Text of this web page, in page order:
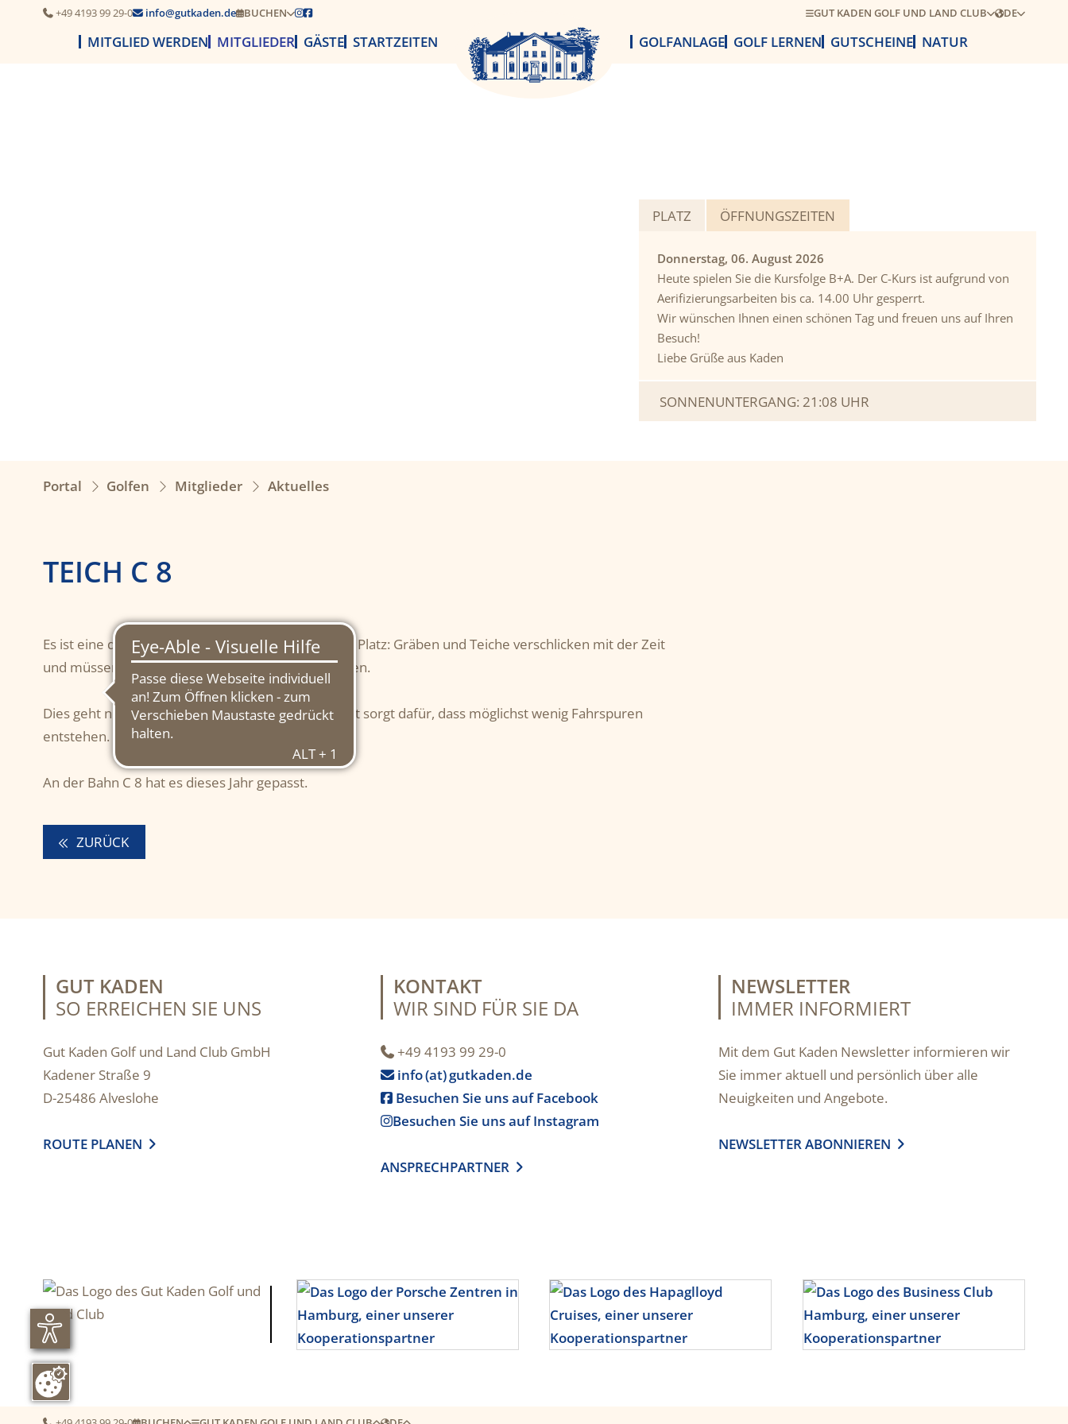
+49 4193 99 29-0info@gutkaden.de BUCHEN  GUT KADEN GOLF UND LAND CLUB DE
MITGLIED WERDEN MITGLIEDER GÄSTE STARTZEITEN GOLFANLAGE GOLF LERNEN GUTSCHEINE NATUR
PLATZ ÖFFNUNGSZEITEN
Donnerstag, 06. August 2026
Heute spielen Sie die Kursfolge B+A. Der C-Kurs ist aufgrund von
Aerifizierungsarbeiten bis ca. 14.00 Uhr gesperrt.
Wir wünschen Ihnen einen schönen Tag und freuen uns auf Ihren
Besuch!
Liebe Grüße aus Kaden
SONNENUNTERGANG: 21:08 UHR
Portal Golfen Mitglieder Aktuelles
TEICH C 8
Es ist eine der wichtigsten Winterarbeiten auf dem Platz: Gräben und Teiche verschlicken mit der Zeit
und müssen daher in die alte Form gebracht werden.
Dies geht nur bei Temperaturen unter 0°. Der Frost sorgt dafür, dass möglichst wenig Fahrspuren
entstehen.
An der Bahn C 8 hat es dieses Jahr gepasst.
ZURÜCK
GUT KADEN
SO ERREICHEN SIE UNS
Gut Kaden Golf und Land Club GmbH
Kadener Straße 9
D-25486 Alveslohe
ROUTE PLANEN 
KONTAKT
WIR SIND FÜR SIE DA
+49 4193 99 29-0
info (at) gutkaden.de
Besuchen Sie uns auf Facebook
Besuchen Sie uns auf Instagram
ANSPRECHPARTNER 
NEWSLETTER
IMMER INFORMIERT
Mit dem Gut Kaden Newsletter informieren wir
Sie immer aktuell und persönlich über alle
Neuigkeiten und Angebote.
NEWSLETTER ABONNIEREN 